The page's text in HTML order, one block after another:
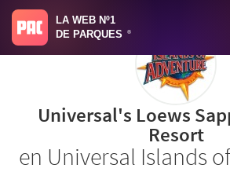
LA WEB Nº1
DE PARQUES
®
Universal's Loews
Resort
en Universal Islands